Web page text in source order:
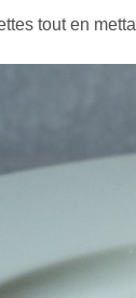
tout en